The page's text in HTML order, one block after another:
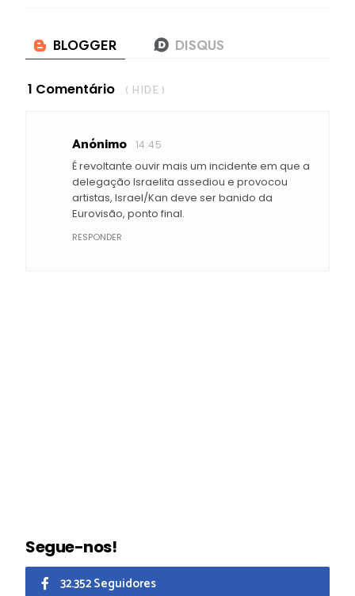
1 Comentário ( HIDE )
Anónimo 14:45
É revoltante ouvir mais um incidente em que a
delegação Israelita assediou e provocou
artistas, Israel/Kan deve ser banido da
Eurovisão, ponto final.
RESPONDER
Segue-nos!
32.352 Seguidores